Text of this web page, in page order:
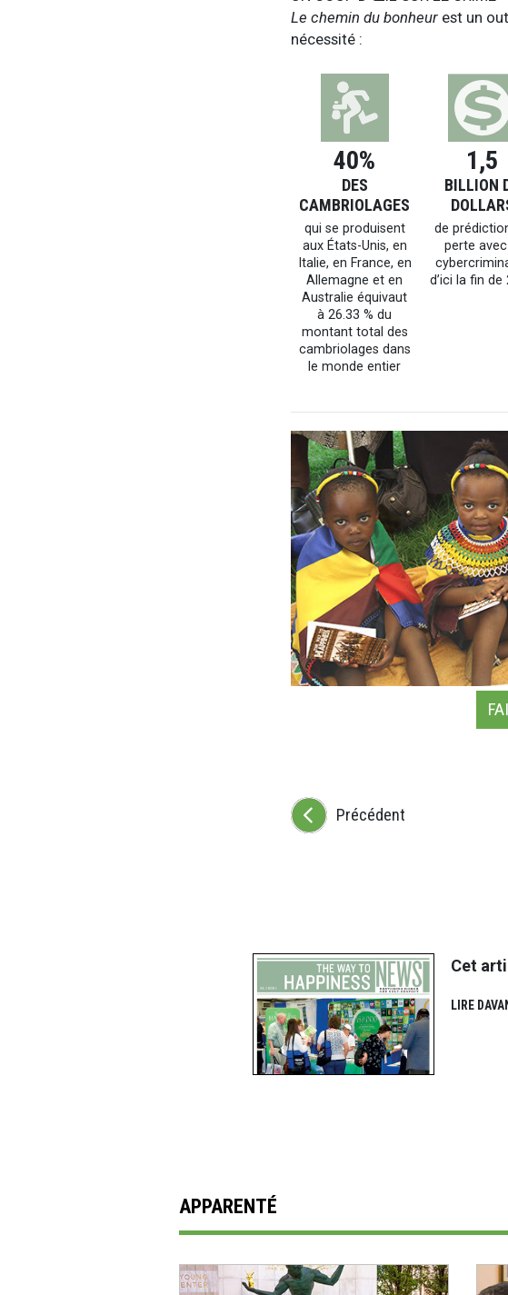
Le chemin du bonheur est un
nécessité :
40%
DES
CAMBRIOLAGES
qui se produisent
aux États-Unis, en
Italie, en France, en
Allemagne et en
Australie équivaut
à 26.33 % du
montant total des
cambriolages dans
le monde entier
1,5
BILLION
de
perte
d’ici la fin de
Précédent
Cet
LIRE
APPARENTÉ